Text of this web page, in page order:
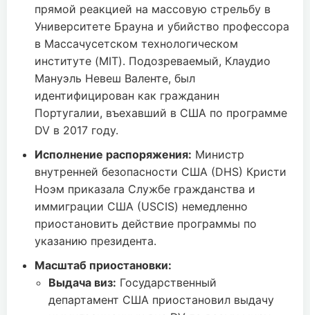
прямой реакцией на массовую стрельбу в
Университете Брауна и убийство профессора
в Массачусетском технологическом
институте (MIT). Подозреваемый, Клаудио
Мануэль Невеш Валенте, был
идентифицирован как гражданин
Португалии, въехавший в США по программе
DV в 2017 году.
Исполнение распоряжения: Министр
внутренней безопасности США (DHS) Кристи
Ноэм приказала Службе гражданства и
иммиграции США (USCIS) немедленно
приостановить действие программы по
указанию президента.
Масштаб приостановки:
Выдача виз: Государственный
департамент США приостановил выдачу